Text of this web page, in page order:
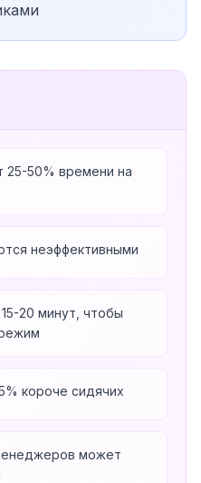
50% времени на
неэффективными
20 минут, чтобы
короче сидячих
может